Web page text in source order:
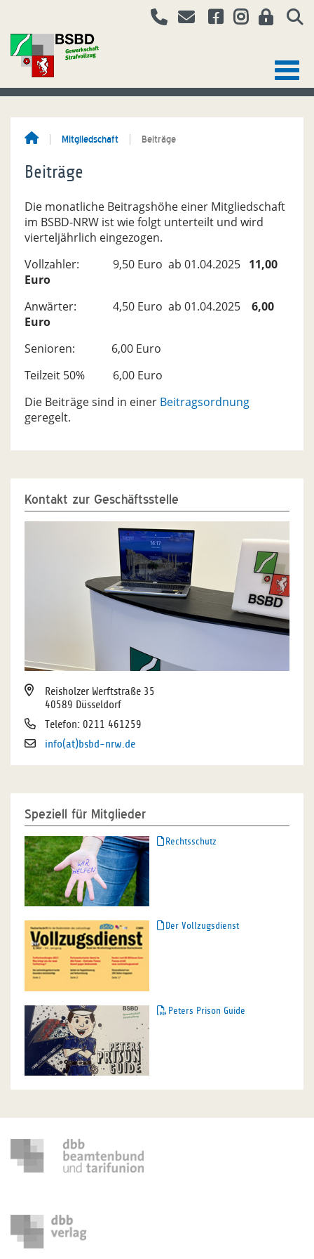
Mitgliedschaft Beiträge
Beiträge
Die monatliche Beitragshöhe einer Mitgliedschaft
im BSBD-NRW ist wie folgt unterteilt und wird
vierteljährlich eingezogen.
Vollzahler: 9,50 Euro ab 01.04.2025 11,00
Euro
Anwärter: 4,50 Euro ab 01.04.2025 6,00
Euro
Senioren: 6,00 Euro
Teilzeit 50% 6,00 Euro
Die Beiträge sind in einer Beitragsordnung
geregelt.
Kontakt zur Geschäftsstelle
Reisholzer Werftstraße 35
40589 Düsseldorf
Telefon: 0211 461259
info(at)bsbd-nrw.de
Speziell für Mitglieder
Rechtsschutz
Der Vollzugsdienst
Peters Prison Guide